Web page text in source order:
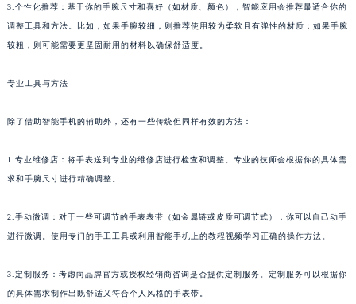
3.个性化推荐：基于你的手腕尺寸和喜好（如材质、颜色），智能应用会推荐最适合你的
调整工具和方法。比如，如果手腕较细，则推荐使用较为柔软且有弹性的材质；如果手腕
较粗，则可能需要更坚固耐用的材料以确保舒适度。
专业工具与方法
除了借助智能手机的辅助外，还有一些传统但同样有效的方法：
1.专业维修店：将手表送到专业的维修店进行检查和调整。专业的技师会根据你的具体需
求和手腕尺寸进行精确调整。
2.手动微调：对于一些可调节的手表表带（如金属链或皮质可调节式），你可以自己动手
进行微调。使用专门的手工工具或利用智能手机上的教程视频学习正确的操作方法。
3.定制服务：考虑向品牌官方或授权经销商咨询是否提供定制服务。定制服务可以根据你
的具体需求制作出既舒适又符合个人风格的手表带。